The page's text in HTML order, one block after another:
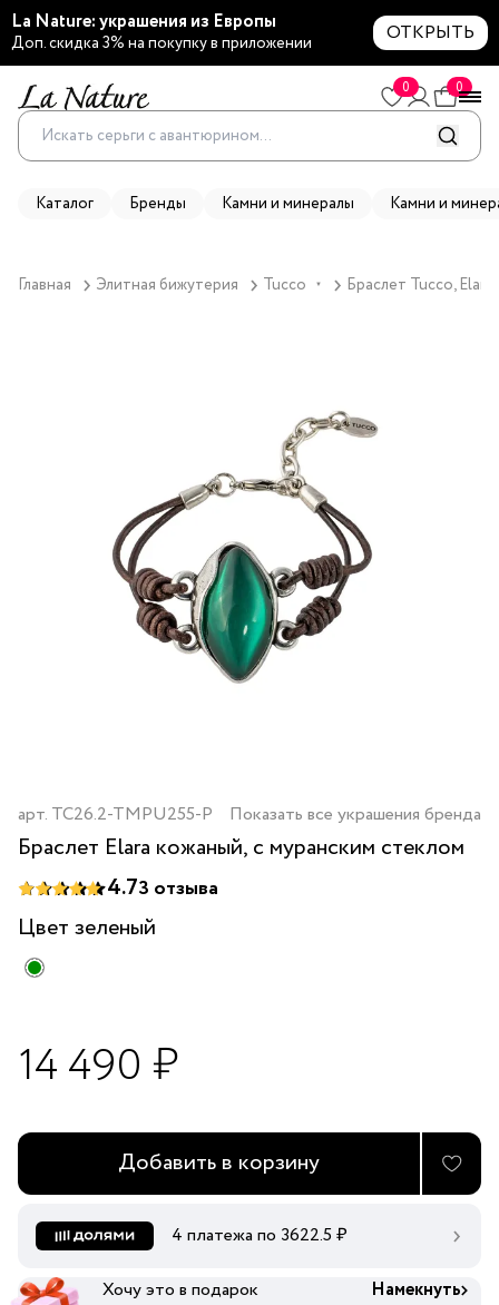
La Nature: украшения из Европы
Доп. скидка 3% на покупку в приложении ОТКРЫТЬ
0 0
Каталог Бренды Камни и минералы Камни и
Главная Элитная бижутерия Tucco ▼ Браслет Tucco,
арт. TC26.2-TMPU255-P Показать все украшения бренда
Браслет Elara кожаный, с муранским стеклом
4.73 отзыва
Цвет зеленый
14 490 ₽
Добавить в корзину
4 платежа по 3622.5 ₽
Хочу это в подарок Намекнуть